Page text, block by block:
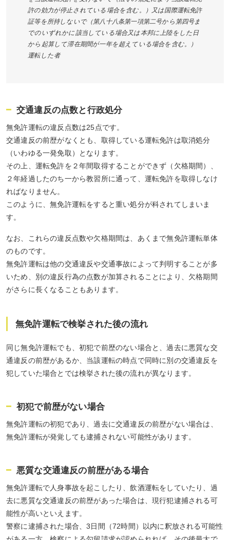
許の効力が停止されている場合を含む。）又は国際運転免許
証等を所持しないで（第八十八条第一項第二号から第四号ま
でのいずれかに該当している場合又は本邦に上陸をした日
から起算して滞在期間が一年を超えている場合を含む。）
運転した者
交通違反の点数と行政処分
無免許運転の違反点数は25点です。
交通違反の前歴がなくとも、取得している運転免許は取消処分
（いわゆる一発免取）となります。
その上、運転免許を２年間取得することができず（欠格期間）、
２年経過したのち一から教習所に通って、運転免許を取得しなけ
ればなりません。
このように、無免許運転をすると重い処分が科されてしまいま
す。
なお、これらの違反点数や欠格期間は、あくまで無免許運転単体
のものです。
無免許運転は他の交通違反や交通事故によって判明することが多
いため、別の違反行為の点数が加算されることにより、欠格期間
がさらに長くなることもあります。
無免許運転で検挙された後の流れ
同じ無免許運転でも、初犯で前歴のない場合と、過去に悪質な交
通違反の前歴があるか、当該運転の時点で同時に別の交通違反を
犯していた場合とでは検挙された後の流れが異なります。
初犯で前歴がない場合
無免許運転の初犯であり、過去に交通違反の前歴がない場合は、
無免許運転が発覚しても逮捕されない可能性があります。
悪質な交通違反の前歴がある場合
無免許運転で人身事故を起こしたり、飲酒運転をしていたり、過
去に悪質な交通違反の前歴があった場合は、現行犯逮捕される可
能性が高いといえます。
警察に逮捕された場合、3日間（72時間）以内に釈放される可能性